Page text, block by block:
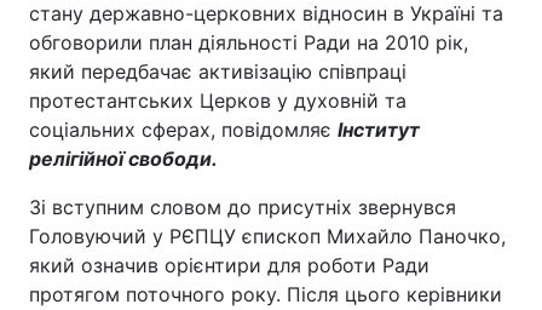
Головна Війна
стану державно-церковних відносин в Україні та
обговорили план діяльності Ради на 2010 рік,
який передбачає активізацію співпраці
протестантських Церков у духовній та
соціальних сферах, повідомляє Інститут
релігійної свободи.
Зі вступним словом до присутніх звернувся
Головуючий у РЄПЦУ єпископ Михайло Паночко,
який означив орієнтири для роботи Ради
протягом поточного року. Після цього керівники